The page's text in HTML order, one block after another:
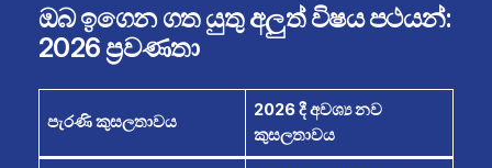
ඔබ ඉගෙන ගත යුතු අලුත් විෂය පථයන්:
2026 ප්‍රවණතා
පැරණි කුසලතාවය
2026 දී අවශ්‍ය නව
කුසලතාවය